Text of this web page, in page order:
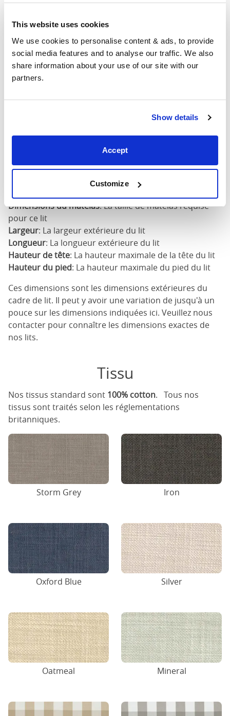
This website uses cookies
We use cookies to personalise content & ads, to provide
social media features and to analyse our traffic. We also
share information about your use of our site with our
partners.
Show details
Accept
Customize
190cm
Dimensions du matelas
140cm X
190cm
200cm
59" 86" 52"
67" 86" 52"
180cm x
75" 86" 52"
Dimensions du matelas: La taille de matelas requise
pour ce lit
Largeur: La largeur extérieure du lit
Longueur: La longueur extérieure du lit
Hauteur de tête: La hauteur maximale de la tête du lit
Hauteur du pied: La hauteur maximale du pied du lit
Ces dimensions sont les dimensions extérieures du
cadre de lit. Il peut y avoir une variation de jusqu'à un
pouce sur les dimensions indiquées ici. Veuillez nous
contacter pour connaître les dimensions exactes de
nos lits.
Tissu
Nos tissus standard sont 100% cotton. Tous nos
tissus sont traités selon les réglementations
britanniques.
Storm Grey Iron
Oxford Blue Silver
Oatmeal Mineral